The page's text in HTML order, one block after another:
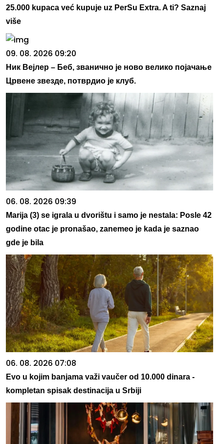
25.000 kupaca već kupuje uz PerSu Extra. A ti? Saznaj
više
09. 08. 2026 09:20
Ник Вејлер – Беб, званично је ново велико појачање
Црвене звезде, потврдио је клуб.
06. 08. 2026 09:39
Marija (3) se igrala u dvorištu i samo je nestala: Posle 42
godine otac je pronašao, zanemeo je kada je saznao
gde je bila
06. 08. 2026 07:08
Evo u kojim banjama važi vaučer od 10.000 dinara -
kompletan spisak destinacija u Srbiji